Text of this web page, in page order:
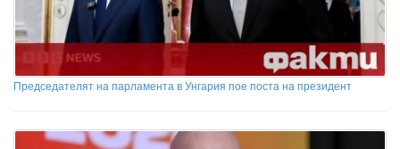
Председателят на парламента в Унгария пое поста на президент